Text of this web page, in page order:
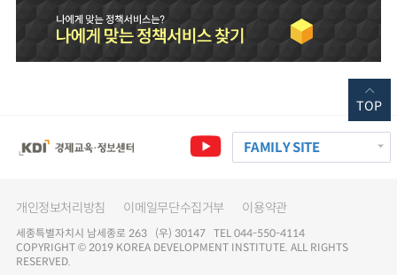
FAMILY SITE
개인정보처리방침 이메일무단수집거부 이용약관
세종특별자치시 남세종로 263 (우) 30147 TEL 044-550-4114
COPYRIGHT © 2019 KOREA DEVELOPMENT INSTITUTE. ALL RIGHTS
RESERVED.
TOP